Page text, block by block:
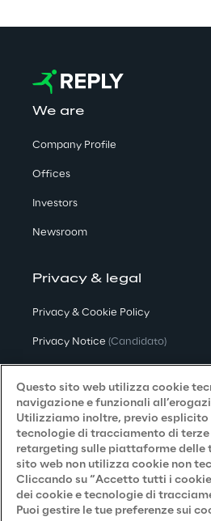
We are
Company Profile
Offices
Investors
Newsroom
Privacy & legal
Privacy & Cookie Policy
Privacy Notice (Candidato)
Privacy Notice(Fornitore)
Privacy Notice (Marketing)
Accessibilità
Careers
Questo sito web utilizza cookie
navigazione e funzionali
Utilizziamo inoltre, previo esplicito
tecnologie di tracciamento di
retargeting sulle piattaforme delle
sito web non utilizza cookie non
Cliccando su “Accetto tutti i
dei cookie e tecnologie di
Puoi gestire le tue preferenze sui